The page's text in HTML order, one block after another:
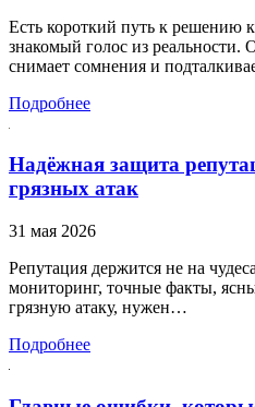
Есть короткий путь к решению
знакомый голос из
снимает сомнения и
Подробнее
Надёжная защита
грязных атак
31 мая 2026
Репутация держится не на
мониторинг, точные факты,
грязную атаку, нужен…
Подробнее